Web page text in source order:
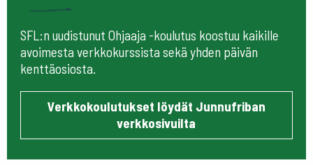
SFL:n uudistunut Ohjaaja -koulutus koostuu kaikille
avoimesta verkkokurssista sekä yhden päivän
kenttäosiosta.
Verkkokoulutukset löydät Junnufriban
verkkosivuilta